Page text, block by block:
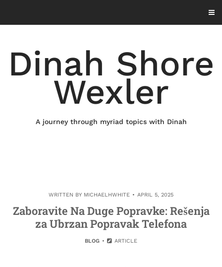
content
Dinah Shore
Wexler
A journey through myriad topics with Dinah
WRITTEN BY MICHAELHWHITE APRIL 5, 2025
Zaboravite Na Duge Popravke: Rešenja
za Ubrzan Popravak Telefona
BLOG ARTICLE